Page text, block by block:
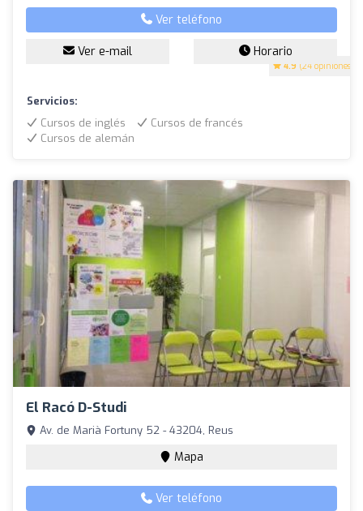
4.9 (24 opiniones)
Ver teléfono
Ver e-mail Horario
Servicios:
Cursos de inglés
Cursos de francés
Cursos de alemán
El Racó D-Studi
Av. de Marià Fortuny 52 - 43204, Reus
Mapa
Ver teléfono